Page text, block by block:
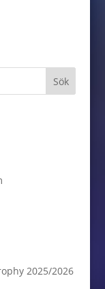
2025/2026